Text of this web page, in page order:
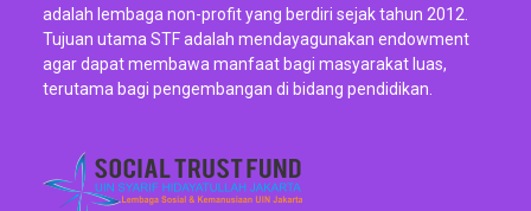
adalah lembaga non-profit yang berdiri sejak tahun 2012.
Tujuan utama STF adalah mendayagunakan endowment
agar dapat membawa manfaat bagi masyarakat luas,
terutama bagi pengembangan di bidang pendidikan.